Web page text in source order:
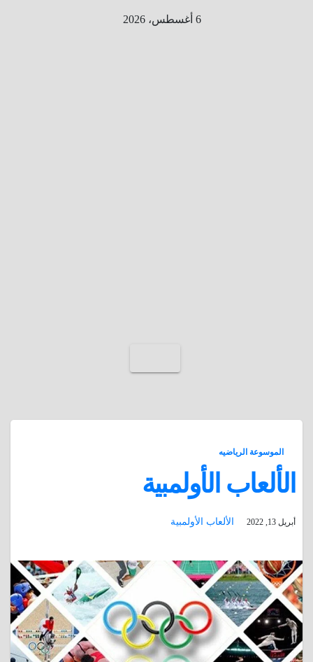
6 أغسطس، 2026
الموسوعة الرياضيه
الألعاب الأولمبية
أبريل 13, 2022 الألعاب الأولمبية